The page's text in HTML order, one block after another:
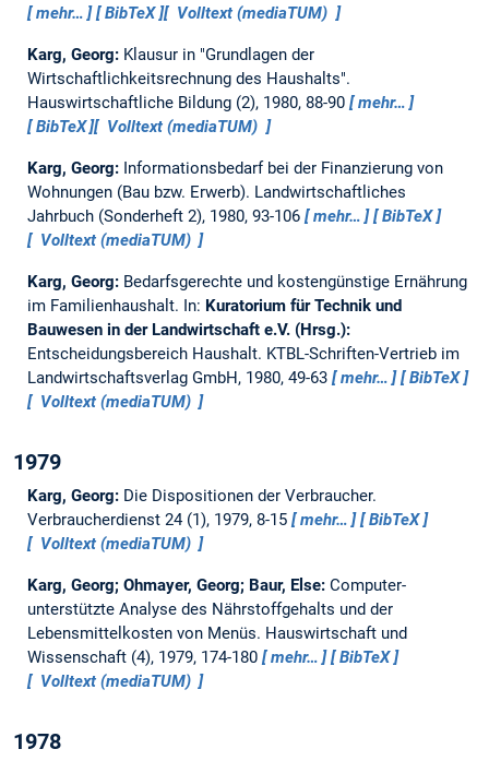
mehr…
BibTeX Volltext (mediaTUM)
Karg, Georg: Klausur in "Grundlagen der
Wirtschaftlichkeitsrechnung des Haushalts".
Hauswirtschaftliche Bildung (2), 1980, 88-90
mehr…
BibTeX
Volltext (mediaTUM)
Karg, Georg: Informationsbedarf bei der Finanzierung von
Wohnungen (Bau bzw. Erwerb). Landwirtschaftliches
Jahrbuch (Sonderheft 2), 1980, 93-106
mehr…
BibTeX
Volltext (mediaTUM)
Karg, Georg: Bedarfsgerechte und kostengünstige Ernährung
im Familienhaushalt. In: Kuratorium für Technik und
Bauwesen in der Landwirtschaft e.V. (Hrsg.):
Entscheidungsbereich Haushalt. KTBL-Schriften-Vertrieb im
Landwirtschaftsverlag GmbH, 1980, 49-63
mehr…
BibTeX
Volltext (mediaTUM)
1979
Karg, Georg: Die Dispositionen der Verbraucher.
Verbraucherdienst 24 (1), 1979, 8-15
mehr…
BibTeX
Volltext (mediaTUM)
Karg, Georg; Ohmayer, Georg; Baur, Else: Computer-
unterstützte Analyse des Nährstoffgehalts und der
Lebensmittelkosten von Menüs. Hauswirtschaft und
Wissenschaft (4), 1979, 174-180
mehr…
BibTeX
Volltext (mediaTUM)
1978